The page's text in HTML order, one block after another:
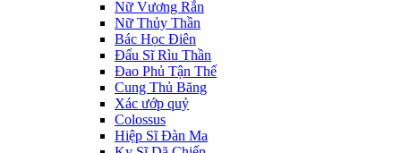
Nữ Vương Rắn
Nữ Thủy Thần
Bác Học Điên
Đấu Sĩ Rìu Thần
Đao Phủ Tận Thế
Cung Thủ Băng
Xác ướp quỷ
Colossus
Hiệp Sĩ Đàn Ma